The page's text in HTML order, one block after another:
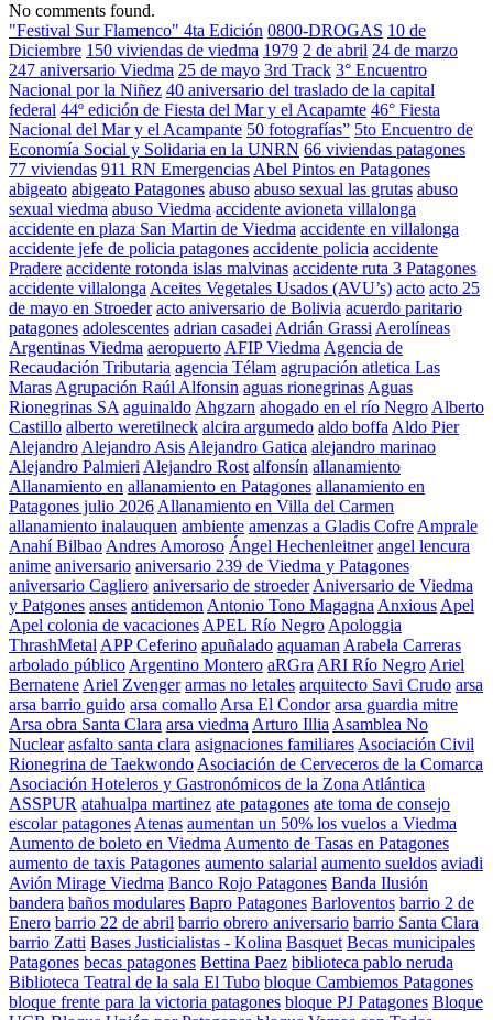
No comments found.
"Festival Sur Flamenco" 4ta Edición 0800-DROGAS 10 de
Diciembre 150 viviendas de viedma 1979 2 de abril 24 de marzo
247 aniversario Viedma 25 de mayo 3rd Track 3° Encuentro
Nacional por la Niñez 40 aniversario del traslado de la capital
federal 44º edición de Fiesta del Mar y el Acapamte 46° Fiesta
Nacional del Mar y el Acampante 50 fotografías” 5to Encuentro de
Economía Social y Solidaria en la UNRN 66 viviendas patagones
77 viviendas 911 RN Emergencias Abel Pintos en Patagones
abigeato abigeato Patagones abuso abuso sexual las grutas abuso
sexual viedma abuso Viedma accidente avioneta villalonga
accidente en plaza San Martin de Viedma accidente en villalonga
accidente jefe de policia patagones accidente policia accidente
Pradere accidente rotonda islas malvinas accidente ruta 3 Patagones
accidente villalonga Aceites Vegetales Usados (AVU’s) acto acto 25
de mayo en Stroeder acto aniversario de Bolivia acuerdo paritario
patagones adolescentes adrian casadei Adrián Grassi Aerolíneas
Argentinas Viedma aeropuerto AFIP Viedma Agencia de
Recaudación Tributaria agencia Télam agrupación atletica Las
Maras Agrupación Raúl Alfonsin aguas rionegrinas Aguas
Rionegrinas SA aguinaldo Ahgzarn ahogado en el río Negro Alberto
Castillo alberto weretilneck alcira argumedo aldo boffa Aldo Pier
Alejandro Alejandro Asis Alejandro Gatica alejandro marinao
Alejandro Palmieri Alejandro Rost alfonsín allanamiento
Allanamiento en allanamiento en Patagones allanamiento en
Patagones julio 2026 Allanamiento en Villa del Carmen
allanamiento inalauquen ambiente amenzas a Gladis Cofre Amprale
Anahí Bilbao Andres Amoroso Ángel Hechenleitner angel lencura
anime aniversario aniversario 239 de Viedma y Patagones
aniversario Cagliero aniversario de stroeder Aniversario de Viedma
y Patgones anses antidemon Antonio Tono Magagna Anxious Apel
Apel colonia de vacaciones APEL Río Negro Apologgia
ThrashMetal APP Ceferino apuñalado aquaman Arabela Carreras
arbolado público Argentino Montero aRGra ARI Río Negro Ariel
Bernatene Ariel Zvenger armas no letales arquitecto Savi Crudo arsa
arsa barrio guido arsa comallo Arsa El Condor arsa guardia mitre
Arsa obra Santa Clara arsa viedma Arturo Illia Asamblea No
Nuclear asfalto santa clara asignaciones familiares Asociación Civil
Rionegrina de Taekwondo Asociación de Cerveceros de la Comarca
Asociación Hoteleros y Gastronómicos de la Zona Atlántica
ASSPUR atahualpa martinez ate patagones ate toma de consejo
escolar patagones Atenas aumentan un 50% los vuelos a Viedma
Aumento de boleto en Viedma Aumento de Tasas en Patagones
aumento de taxis Patagones aumento salarial aumento sueldos aviadi
Avión Mirage Viedma Banco Rojo Patagones Banda Ilusión
bandera baños modulares Bapro Patagones Barloventos barrio 2 de
Enero barrio 22 de abril barrio obrero aniversario barrio Santa Clara
barrio Zatti Bases Justicialistas - Kolina Basquet Becas municipales
Patagones becas patagones Bettina Paez biblioteca pablo neruda
Biblioteca Teatral de la sala El Tubo bloque Cambiemos Patagones
bloque frente para la victoria patagones bloque PJ Patagones Bloque